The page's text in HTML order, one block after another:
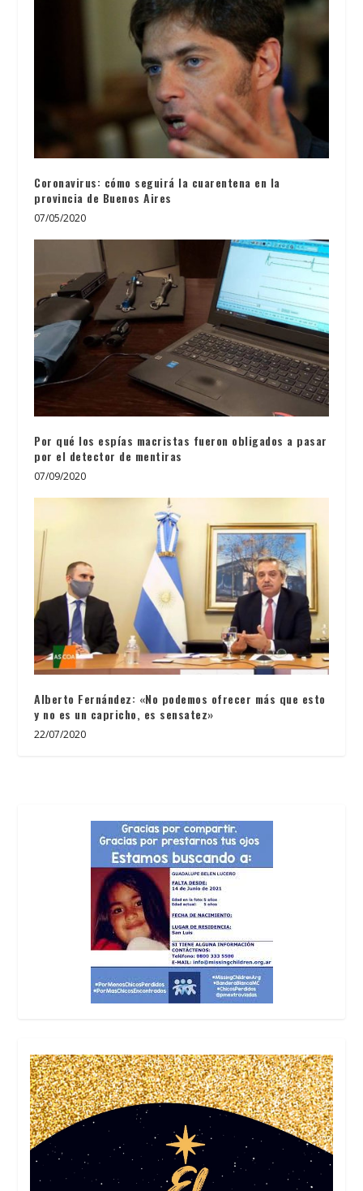
Coronavirus: cómo seguirá la cuarentena en la
provincia de Buenos Aires
07/05/2020
Por qué los espías macristas fueron obligados a pasar
por el detector de mentiras
07/09/2020
Alberto Fernández: «No podemos ofrecer más que esto
y no es un capricho, es sensatez»
22/07/2020